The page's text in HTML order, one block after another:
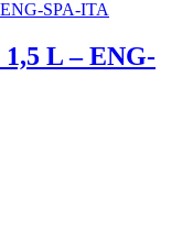
L – ENG-